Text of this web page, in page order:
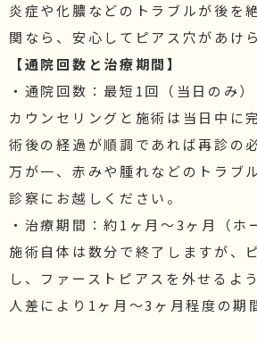
炎症や化膿などのトラブルが後を
関なら、安心してピアス穴があけ
【通院回数と治療期間】
・通院回数：最短1回（当日のみ）
カウンセリングと施術は当日中に
術後の経過が順調であれば再診の
万が一、赤みや腫れなどのトラブ
診察にお越しください。
・治療期間：約1ヶ月〜3ヶ月（ホ
施術自体は数分で終了しますが、
し、ファーストピアスを外せるよ
人差により1ヶ月〜3ヶ月程度の期